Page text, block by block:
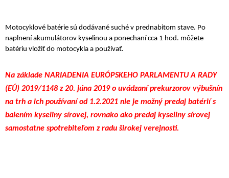
Motocyklové batérie sú dodávané suché v prednabitom stave. Po
naplnení akumulátorov kyselinou a ponechaní cca 1 hod. môžete
batériu vložiť do motocykla a používať.
Na základe NARIADENIA EURÓPSKEHO PARLAMENTU A RADY
(EÚ) 2019/1148 z 20. júna 2019 o uvádzaní prekurzorov výbušnín
na trh a ich používaní od 1.2.2021 nie je možný predaj batérií s
balením kyseliny sírovej, rovnako ako predaj kyseliny sírovej
samostatne spotrebiteľom z radu širokej verejnosti.